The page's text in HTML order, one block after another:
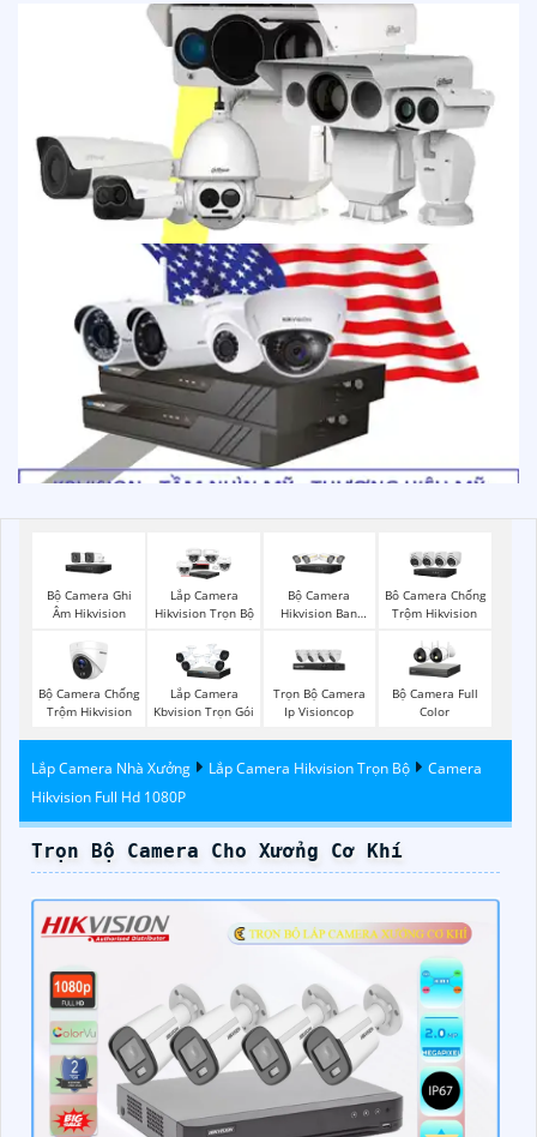
Bộ Camera Ghi
Âm Hikvision
Lắp Camera
Hikvision Trọn Bộ
Bộ Camera
Hikvision Ban
Bô Camera Chống
Trộm Hikvision
Bộ Camera Chống
Trộm Hikvision
Lắp Camera
Kbvision Trọn Gói
Trọn Bộ Camera
Ip Visioncop
Bộ Camera Full
Color
Lắp Camera Nhà Xưởng Lắp Camera Hikvision Trọn Bộ
Camera
Hikvision Full Hd 1080P
Trọn Bộ Camera Cho Xưởng Cơ Khí